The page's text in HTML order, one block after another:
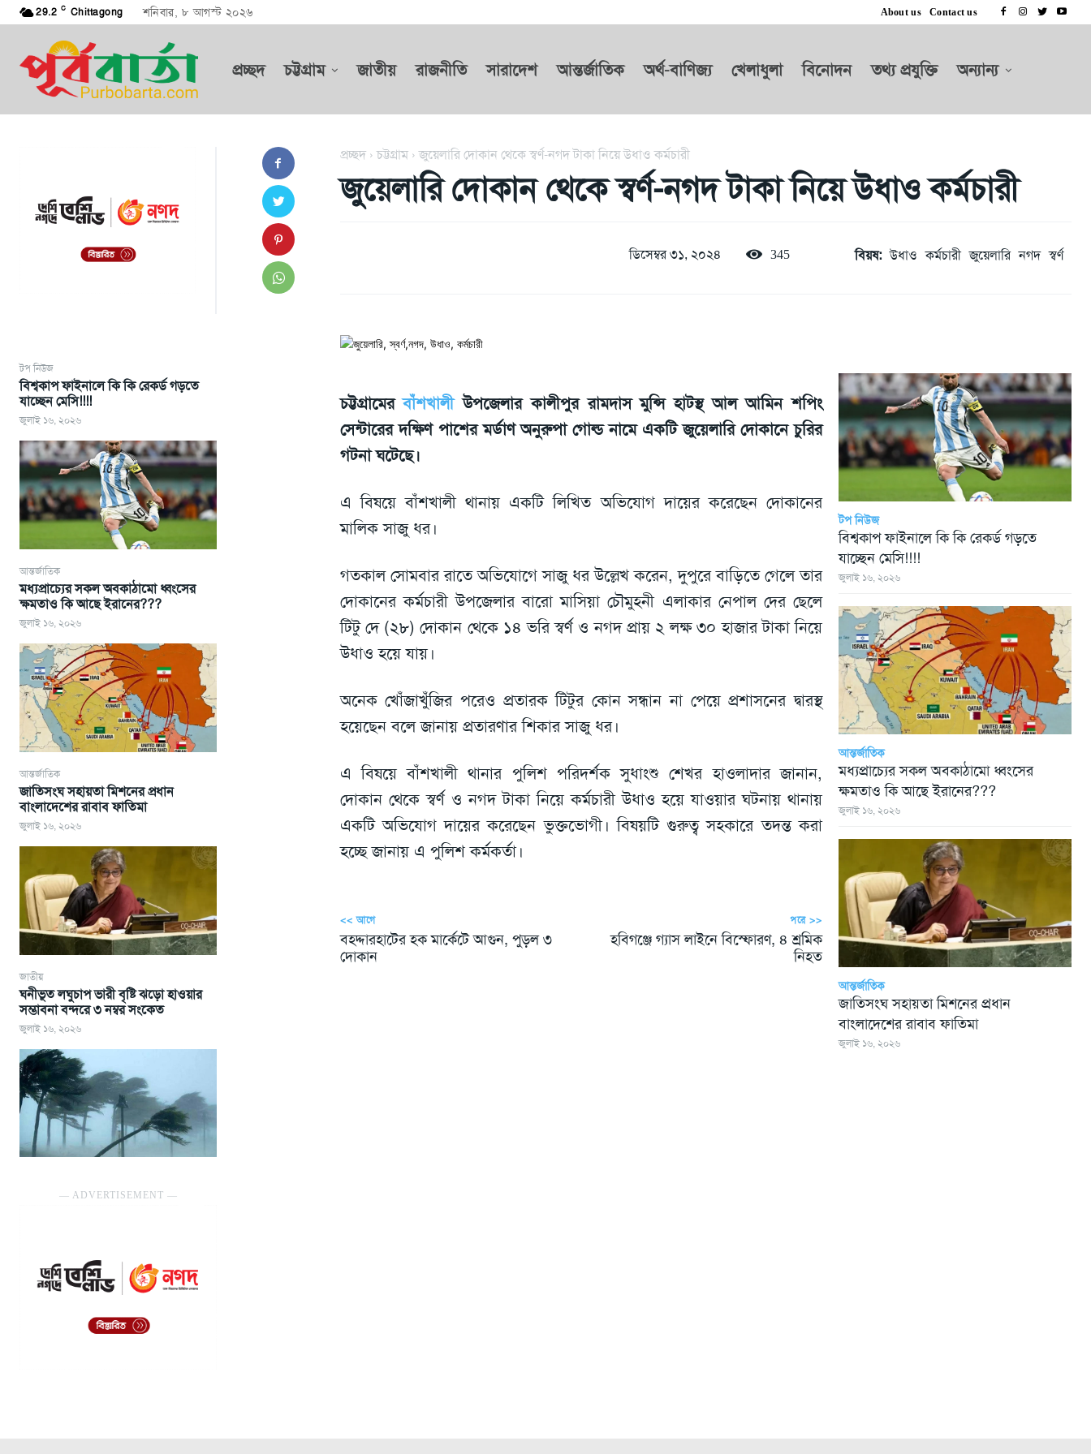
29.2 C Chittagong শনিবার, ৮ আগস্ট ২০২৬ About us Contact us
প্রচ্ছদ চট্টগ্রাম জাতীয় রাজনীতি সারাদেশ আন্তর্জাতিক অর্থ-বাণিজ্য খেলাধুলা বিনোদন তথ্য প্রযুক্তি অন্যান্য
টপ নিউজ
বিশ্বকাপ ফাইনালে কি কি রেকর্ড গড়তে
যাচ্ছেন মেসি!!!!
জুলাই ১৬, ২০২৬
আন্তর্জাতিক
মধ্যপ্রাচ্যের সকল অবকাঠামো ধ্বংসের
ক্ষমতাও কি আছে ইরানের???
জুলাই ১৬, ২০২৬
আন্তর্জাতিক
জাতিসংঘ সহায়তা মিশনের প্রধান
বাংলাদেশের রাবাব ফাতিমা
জুলাই ১৬, ২০২৬
জাতীয়
ঘনীভূত লঘুচাপ ভারী বৃষ্টি ঝড়ো হাওয়ার
সম্ভাবনা বন্দরে ৩ নম্বর সংকেত
জুলাই ১৬, ২০২৬
― ADVERTISEMENT ―
প্রচ্ছদ চট্টগ্রাম জুয়েলারি দোকান থেকে স্বর্ণ-নগদ টাকা নিয়ে উধাও কর্মচারী
জুয়েলারি দোকান থেকে স্বর্ণ-নগদ টাকা নিয়ে উধাও কর্মচারী
ডিসেম্বর ৩১, ২০২৪ 345 বিয়ষ: উধাও কর্মচারী জুয়েলারি নগদ স্বর্ণ
চট্টগ্রামেরবাঁশখালীউপজেলার কালীপুর রামদাস মুন্সি হাটস্থ আল আমিন শপিং
সেন্টারের দক্ষিণ পাশের মর্ডাণ অনুরুপা গোল্ড নামে একটি জুয়েলারি দোকানে চুরির
গটনা ঘটেছে।
এ বিষয়ে বাঁশখালী থানায় একটি লিখিত অভিযোগ দায়ের করেছেন দোকানের
মালিক সাজু ধর।
গতকাল সোমবার রাতে অভিযোগে সাজু ধর উল্লেখ করেন, দুপুরে বাড়িতে গেলে তার
দোকানের কর্মচারী উপজেলার বারো মাসিয়া চৌমুহনী এলাকার নেপাল দের ছেলে
টিটু দে (২৮) দোকান থেকে ১৪ ভরি স্বর্ণ ও নগদ প্রায় ২ লক্ষ ৩০ হাজার টাকা নিয়ে
উধাও হয়ে যায়।
অনেক খোঁজাখুঁজির পরেও প্রতারক টিটুর কোন সন্ধান না পেয়ে প্রশাসনের দ্বারস্থ
হয়েছেন বলে জানায় প্রতারণার শিকার সাজু ধর।
এ বিষয়ে বাঁশখালী থানার পুলিশ পরিদর্শক সুধাংশু শেখর হাওলাদার জানান,
দোকান থেকে স্বর্ণ ও নগদ টাকা নিয়ে কর্মচারী উধাও হয়ে যাওয়ার ঘটনায় থানায়
একটি অভিযোগ দায়ের করেছেন ভুক্তভোগী। বিষয়টি গুরুত্ব সহকারে তদন্ত করা
হচ্ছে জানায় এ পুলিশ কর্মকর্তা।
<< আগে
বহদ্দারহাটের হক মার্কেটে আগুন, পুড়ল ৩
দোকান
পরে >>
হবিগঞ্জে গ্যাস লাইনে বিস্ফোরণ, ৪ শ্রমিক
নিহত
টপ নিউজ
বিশ্বকাপ ফাইনালে কি কি রেকর্ড গড়তে
যাচ্ছেন মেসি!!!!
জুলাই ১৬, ২০২৬
আন্তর্জাতিক
মধ্যপ্রাচ্যের সকল অবকাঠামো ধ্বংসের
ক্ষমতাও কি আছে ইরানের???
জুলাই ১৬, ২০২৬
আন্তর্জাতিক
জাতিসংঘ সহায়তা মিশনের প্রধান
বাংলাদেশের রাবাব ফাতিমা
জুলাই ১৬, ২০২৬